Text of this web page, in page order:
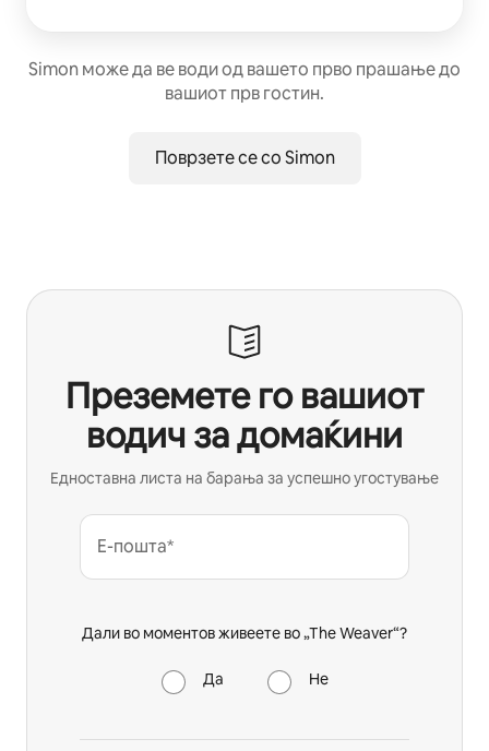
Simon може да ве води од вашето прво прашање до
вашиот прв гостин.
Поврзете се со Simon
Преземете го вашиот
водич за домаќини
Едноставна листа на барања за успешно угостување
Е-пошта*
Дали во моментов живеете во „The Weaver“?
Да Не